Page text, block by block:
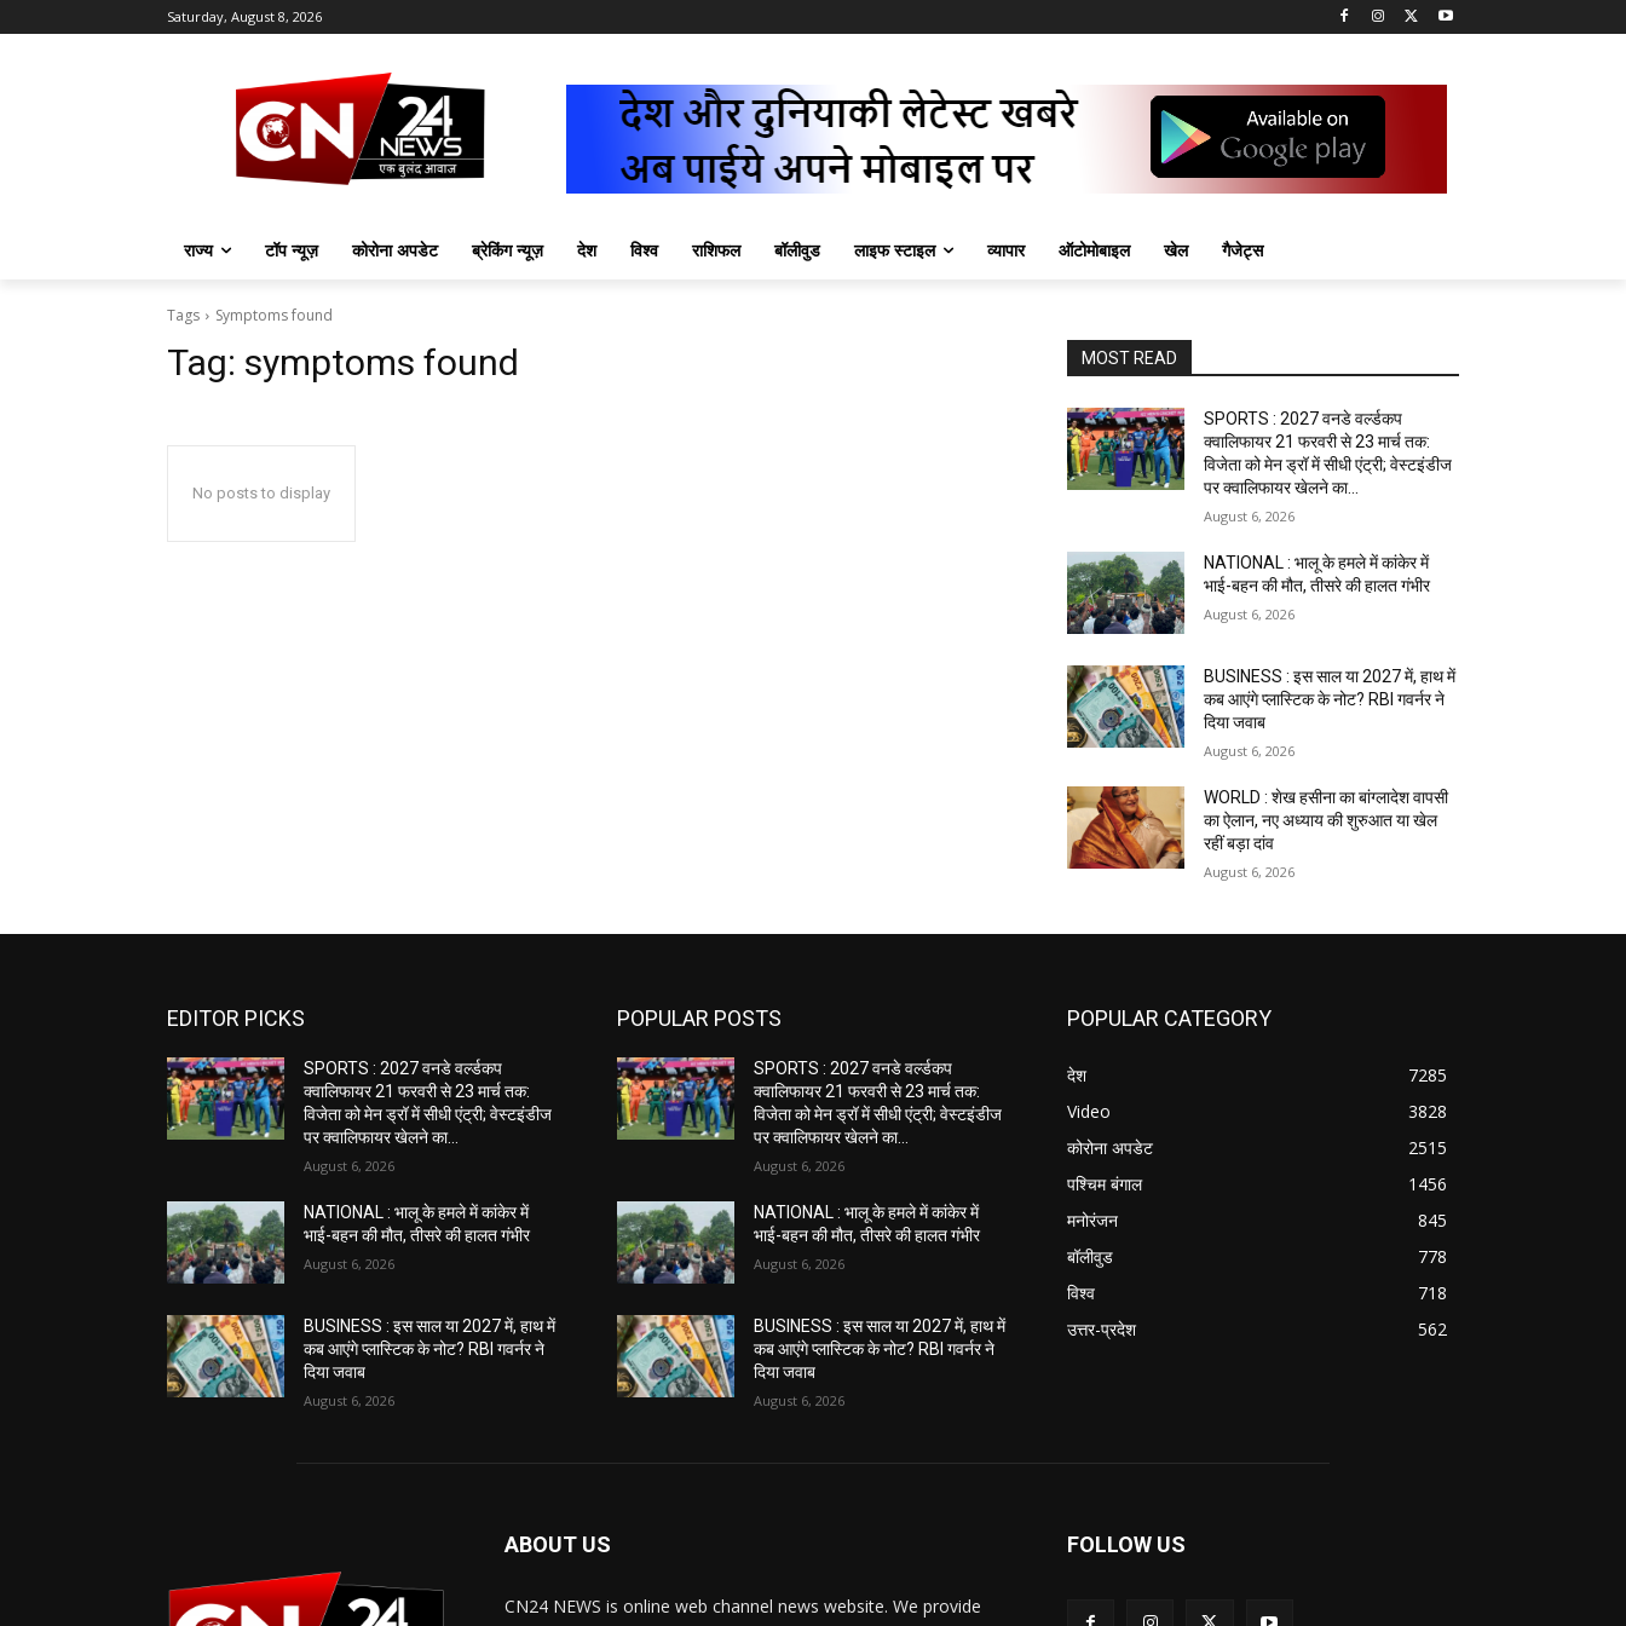
Saturday, August 8, 2026
राज्य टॉप न्यूज़ कोरोना अपडेट ब्रेकिंग न्यूज़ देश विश्व राशिफल बॉलीवुड लाइफ स्टाइल व्यापार ऑटोमोबाइल खेल गैजेट्स
Tags Symptoms found
Tag: symptoms found
No posts to display
MOST READ
SPORTS : 2027 वनडे वर्ल्डकप
क्वालिफायर 21 फरवरी से 23 मार्च तक:
विजेता को मेन ड्रॉ में सीधी एंट्री; वेस्टइंडीज
पर क्वालिफायर खेलने का...
August 6, 2026
NATIONAL : भालू के हमले में कांकेर में
भाई-बहन की मौत, तीसरे की हालत गंभीर
August 6, 2026
BUSINESS : इस साल या 2027 में, हाथ में
कब आएंगे प्लास्टिक के नोट? RBI गवर्नर ने
दिया जवाब
August 6, 2026
WORLD : शेख हसीना का बांग्लादेश वापसी
का ऐलान, नए अध्याय की शुरुआत या खेल
रहीं बड़ा दांव
August 6, 2026
EDITOR PICKS
SPORTS : 2027 वनडे वर्ल्डकप
क्वालिफायर 21 फरवरी से 23 मार्च तक:
विजेता को मेन ड्रॉ में सीधी एंट्री; वेस्टइंडीज
पर क्वालिफायर खेलने का...
August 6, 2026
NATIONAL : भालू के हमले में कांकेर में
भाई-बहन की मौत, तीसरे की हालत गंभीर
August 6, 2026
BUSINESS : इस साल या 2027 में, हाथ में
कब आएंगे प्लास्टिक के नोट? RBI गवर्नर ने
दिया जवाब
August 6, 2026
POPULAR POSTS
SPORTS : 2027 वनडे वर्ल्डकप
क्वालिफायर 21 फरवरी से 23 मार्च तक:
विजेता को मेन ड्रॉ में सीधी एंट्री; वेस्टइंडीज
पर क्वालिफायर खेलने का...
August 6, 2026
NATIONAL : भालू के हमले में कांकेर में
भाई-बहन की मौत, तीसरे की हालत गंभीर
August 6, 2026
BUSINESS : इस साल या 2027 में, हाथ में
कब आएंगे प्लास्टिक के नोट? RBI गवर्नर ने
दिया जवाब
August 6, 2026
POPULAR CATEGORY
देश
7285
Video
3828
कोरोना अपडेट
2515
पश्चिम बंगाल
1456
मनोरंजन
845
बॉलीवुड
778
विश्व
718
उत्तर-प्रदेश
562
ABOUT US
CN24 NEWS is online web channel news website. We provide
FOLLOW US